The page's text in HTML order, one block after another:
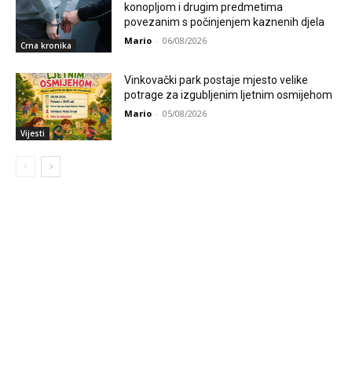
Crna kronika
konopljom i drugim predmetima
povezanim s počinjenjem kaznenih djela
Mario - 06/08/2026
Vijesti
Vinkovački park postaje mjesto velike
potrage za izgubljenim ljetnim osmijehom
Mario - 05/08/2026